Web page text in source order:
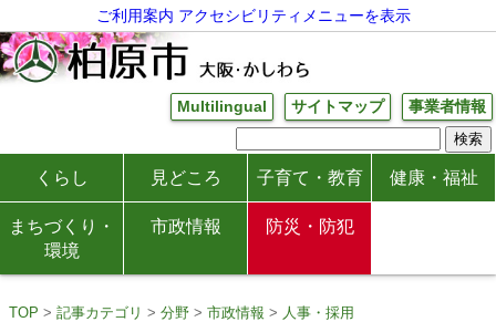
ご利用案内 アクセシビリティメニューを表示
Multilingual サイトマップ 事業者情報
くらし 見どころ 子育て・教育 健康・福祉
まちづくり・
環境
市政情報 防災・防犯
TOP 記事カテゴリ 分野 市政情報 人事・採用